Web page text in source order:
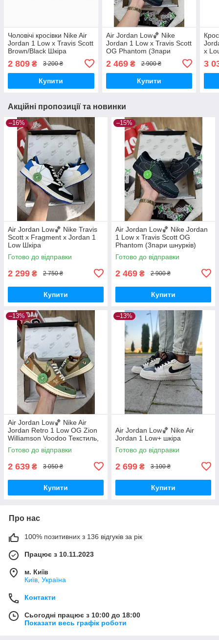
Чоловічі кросівки Nike Air
Jordan 1 Low x Travis Scott
Brown/Black Шкіра
2 809 ₴ 3 200 ₴
Купити
Air Jordan Low🏀 Nike
Jordan 1 Low x Travis Scott
OG Phantom (3пари
2 469₴ 2 900 ₴
Купити
x
3
Акційні пропозиції та новинки
–16%
Air Jordan Low🏀 Nike Travis
Scott x Fragment x Jordan 1
Low Шкіра
Готово до відправки
2 299 ₴ 2 750 ₴
Купити
–15%
Air Jordan Low🏀 Nike Jordan
1 Low x Travis Scott OG
Phantom (3пари шнурків)
Нубук,замша
Готово до відправки
2 469 ₴ 2 900 ₴
Купити
–13%
Air Jordan Low🏀 Nike Air
Jordan Retro 1 Low OG Zion
Williamson Voodoo Текстиль,
замша, резина
Готово до відправки
2 639 ₴ 3 050 ₴
Купити
–13%
Air Jordan Low🏀 Nike Air
Jordan 1 Low+ шкіра
Готово до відправки
2 699 ₴ 3 100 ₴
Купити
Про нас
100% позитивних з 136 відгуків за рік
Працює з 10.11.2023
м. Київ
Київ, Україна
Контакти
Сьогодні працює з 10:00 до 18:00
Показати весь графік роботи